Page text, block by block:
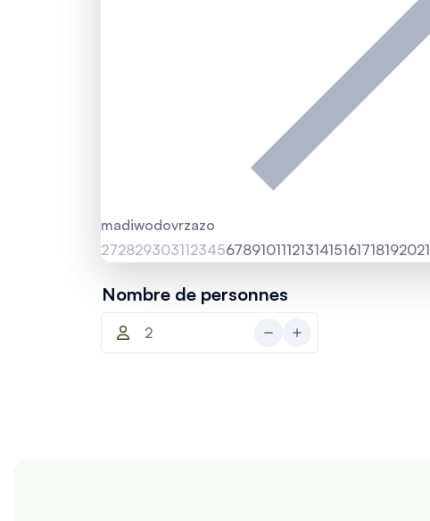
madiwodovrzazo
2728293031123456789101112131415161718192021
Nombre de personnes